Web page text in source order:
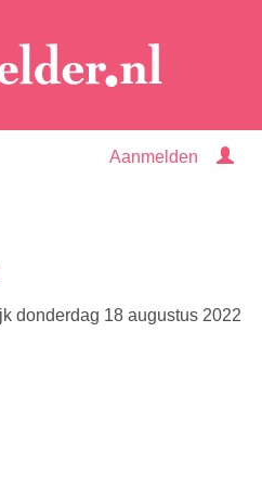
Aanmelden
donderdag 18 augustus 2022